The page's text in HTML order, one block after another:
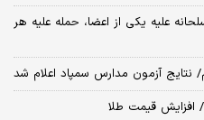
علیه یکی از اعضا، حمله علیه هر
نتایج آزمون مدارس سمپاد اعلام شد